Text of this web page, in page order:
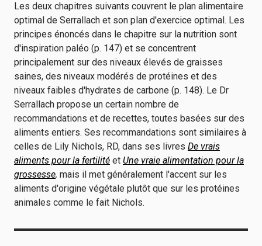
Les deux chapitres suivants couvrent le plan alimentaire
optimal de Serrallach et son plan d'exercice optimal. Les
principes énoncés dans le chapitre sur la nutrition sont
d'inspiration paléo (p. 147) et se concentrent
principalement sur des niveaux élevés de graisses
saines, des niveaux modérés de protéines et des
niveaux faibles d'hydrates de carbone (p. 148). Le Dr
Serrallach propose un certain nombre de
recommandations et de recettes, toutes basées sur des
aliments entiers. Ses recommandations sont similaires à
celles de Lily Nichols, RD, dans ses livres De vrais
aliments pour la fertilité et Une vraie alimentation pour la
grossesse, mais il met généralement l'accent sur les
aliments d'origine végétale plutôt que sur les protéines
animales comme le fait Nichols.